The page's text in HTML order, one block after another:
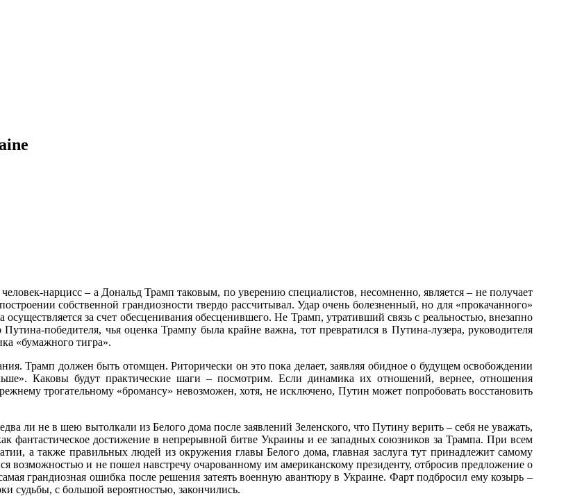
нарцисс – а Дональд Трамп таковым, по уверению специалистов, несомненно, является – не получает
собственной грандиозности твердо рассчитывал. Удар очень болезненный, но для «прокачанного»
за счет обесценивания обесценившего. Не Трамп, утративший связь с реальностью, внезапно
победителя, чья оценка Трампу была крайне важна, тот превратился в Путина-лузера, руководителя
«бумажного тигра».
Трамп должен быть отомщен. Риторически он это пока делает, заявляя обидное о будущем освобождении
Каковы будут практические шаги – посмотрим. Если динамика их отношений, вернее, отношения
трогательному «бромансу» невозможен, хотя, не исключено, Путин может попробовать восстановить
ли не в шею вытолкали из Белого дома после заявлений Зеленского, что Путину верить – себя не уважать,
фантастическое достижение в непрерывной битве Украины и ее западных союзников за Трампа. При всем
а также правильных людей из окружения главы Белого дома, главная заслуга тут принадлежит самому
возможностью и не пошел навстречу очарованному им американскому президенту, отбросив предложение о
грандиозная ошибка после решения затеять военную авантюру в Украине. Фарт подбросил ему козырь –
судьбы, с большой вероятностью, закончились.